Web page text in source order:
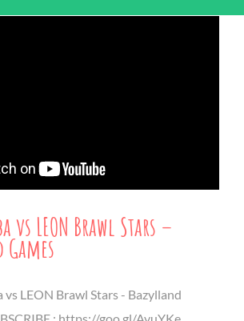
vs LEON Brawl Stars –
vs LEON Brawl Stars - Bazylland